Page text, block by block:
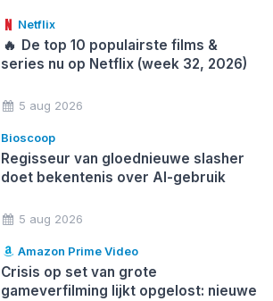
Netflix
🔥 De top 10 populairste films &
series nu op Netflix (week 32, 2026)
5 aug 2026
Bioscoop
Regisseur van gloednieuwe slasher
doet bekentenis over AI-gebruik
5 aug 2026
Amazon Prime Video
Crisis op set van grote
gameverfilming lijkt opgelost: nieuwe